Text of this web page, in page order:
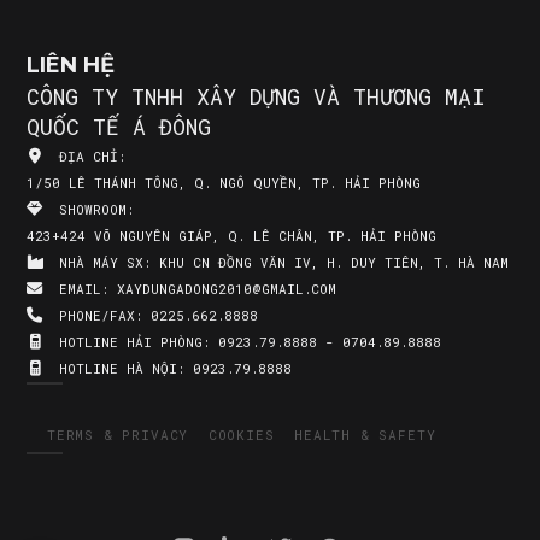
LIÊN HỆ
CÔNG TY TNHH XÂY DỰNG VÀ THƯƠNG MẠI
QUỐC TẾ Á ĐÔNG
ĐỊA CHỈ:
1/50 LÊ THÁNH TÔNG, Q. NGÔ QUYỀN, TP. HẢI PHÒNG
SHOWROOM:
423+424 VÕ NGUYÊN GIÁP, Q. LÊ CHÂN, TP. HẢI PHÒNG
NHÀ MÁY SX: KHU CN ĐỒNG VĂN IV, H. DUY TIÊN, T. HÀ NAM
EMAIL: XAYDUNGADONG2010@GMAIL.COM
PHONE/FAX: 0225.662.8888
HOTLINE HẢI PHÒNG: 0923.79.8888 - 0704.89.8888
HOTLINE HÀ NỘI: 0923.79.8888
TERMS & PRIVACY COOKIES HEALTH & SAFETY